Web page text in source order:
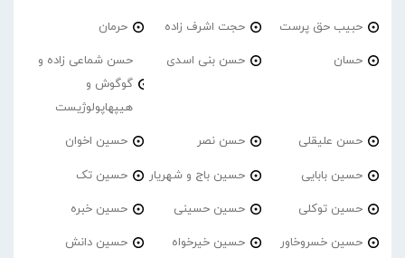
حبیب حق پرست حجت اشرف زاده حرمان
حسان حسن بنی اسدی
حسن شماعی زاده و
گوگوش و
هیپهاپولوژیست
حسن علیقلی حسن نصر حسین اخوان
حسین بابایی حسین باج و شهریار حسین تک
حسین توکلی حسین حسینی حسین خبره
حسین خسروخاور حسین خیرخواه حسین دانش